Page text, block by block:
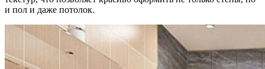
и пол и даже потолок.